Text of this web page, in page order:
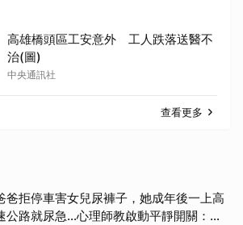
高雄橋頭區工安意外 工人跌落送醫不
治(圖)
中央通訊社
查看更多
爸拒停車害女兒尿褲子，她成年後一上高
公路就尿急…心理師教啟動平靜開關：恐